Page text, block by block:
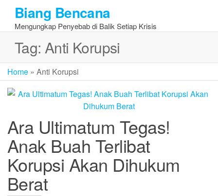
the
content
Biang Bencana
Mengungkap Penyebab di Balik Setiap Krisis
Tag: Anti Korupsi
Home » Anti Korupsi
Ara Ultimatum Tegas!
Anak Buah Terlibat
Korupsi Akan Dihukum
Berat